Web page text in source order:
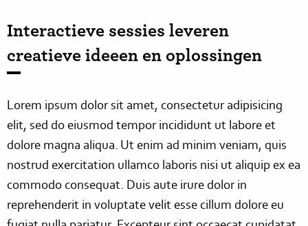
Interactieve sessies leveren
creatieve ideeen en oplossingen
Lorem ipsum dolor sit amet, consectetur adipisicing
elit, sed doeiusmod tempor incididunt ut laboreet
dolore magna aliqua. Ut enim ad minim veniam, quis
nostrud exercitation ullamco laboris nisi ut aliquipexea
commodoconsequat. Duis aute iruredolorin
reprehenderit in voluptatevelit essecillum doloreeu